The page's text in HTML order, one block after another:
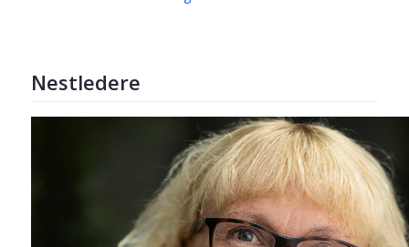
Nestledere